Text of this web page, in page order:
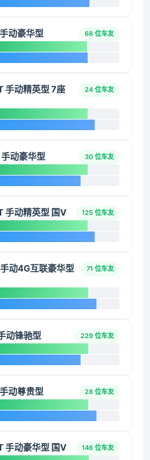
动豪华型 68 位车友
手动精英型 7座
24 位车友
动豪华型 30 位车友
手动精英型 国V 125 位车友
动4G互联豪华型
71 位车友
动锋驰型 229 位车友
动尊贵型 28 位车友
手动豪华型 国V 146 位车友